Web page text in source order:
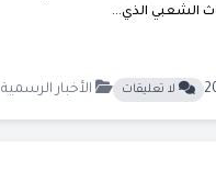
الشعبي الذي...
لا تعليقات الأخبار الرسمية